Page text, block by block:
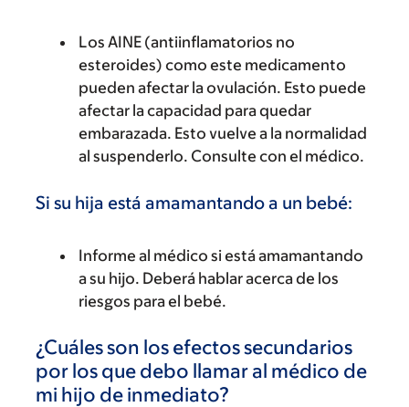
Los AINE (antiinflamatorios no
esteroides) como este medicamento
pueden afectar la ovulación. Esto puede
afectar la capacidad para quedar
embarazada. Esto vuelve a la normalidad
al suspenderlo. Consulte con el médico.
Si su hija está amamantando a un bebé:
Informe al médico si está amamantando
a su hijo. Deberá hablar acerca de los
riesgos para el bebé.
¿Cuáles son los efectos secundarios
por los que debo llamar al médico de
mi hijo de inmediato?